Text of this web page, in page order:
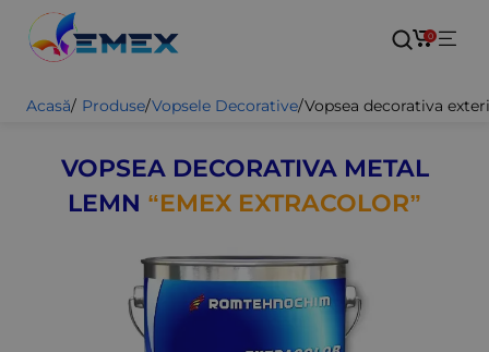
0
Acasă/ Produse/Vopsele Decorative/Vopsea decorativa
VOPSEA DECORATIVA METAL
LEMN “EMEX EXTRACOLOR”